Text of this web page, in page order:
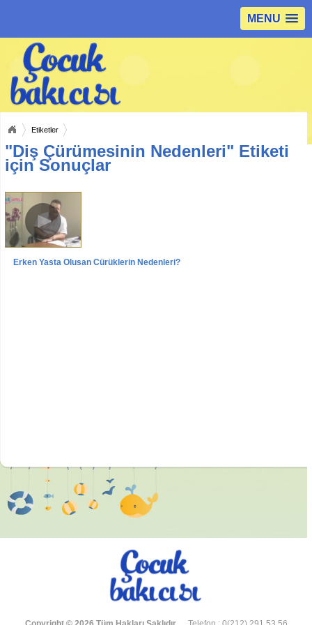
MENU
Etiketler
"Diş Çürümesinin Nedenleri" Etiketi
için Sonuçlar
Erken Yaşta Oluşan Çürüklerin Nedenleri?